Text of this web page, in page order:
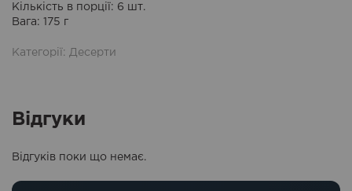
Кількість в порції: 6 шт.
Вага: 175 г
Категорії: Десерти
Відгуки
Відгуків поки що немає.